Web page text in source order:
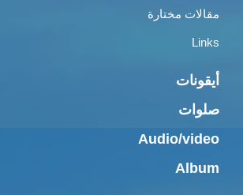
مقالات مختارة
Links
أيقونات
صلوات
Audio/video
Album